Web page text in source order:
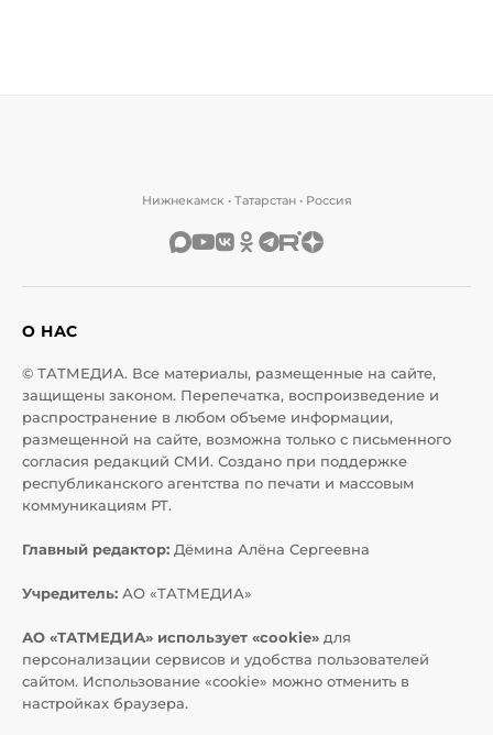
Нижнекамск • Татарстан • Россия
О НАС
© ТАТМЕДИА. Все материалы, размещенные на сайте,
защищены законом. Перепечатка, воспроизведение и
распространение в любом объеме информации,
размещенной на сайте, возможна только с письменного
согласия редакций СМИ. Создано при поддержке
республиканского агентства по печати и массовым
коммуникациям РТ.
Главный редактор: Дёмина Алёна Сергеевна
Учредитель: АО «ТАТМЕДИА»
АО «ТАТМЕДИА» использует «cookie» для
персонализации сервисов и удобства пользователей
сайтом. Использование «cookie» можно отменить в
настройках браузера.